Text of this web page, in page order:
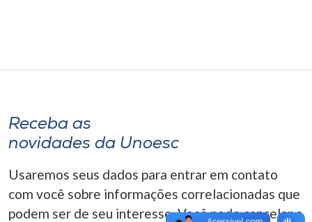
o idioma
A-
Receba as
novidades da Unoesc
Usaremos seus dados para entrar em contato
com você sobre informações correlacionadas que
podem ser de seu interesse. Você pode cancelar o